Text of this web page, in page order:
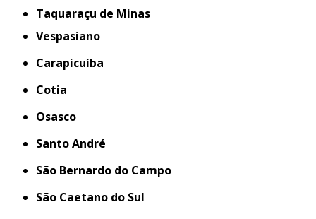
Taquaraçu de Minas
Vespasiano
Carapicuíba
Cotia
Osasco
Santo André
São Bernardo do Campo
São Caetano do Sul